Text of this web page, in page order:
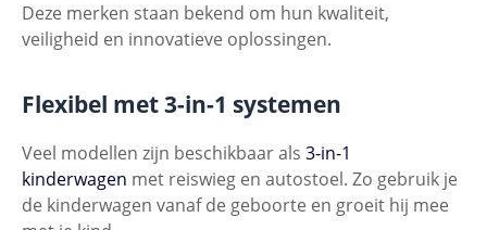
Deze merken staan bekend om hun kwaliteit,
veiligheid en innovatieve oplossingen.
Flexibel met 3-in-1 systemen
Veel modellen zijn beschikbaar als 3-in-1
kinderwagen met reiswieg en autostoel. Zo gebruik je
de kinderwagen vanaf de geboorte en groeit hij mee